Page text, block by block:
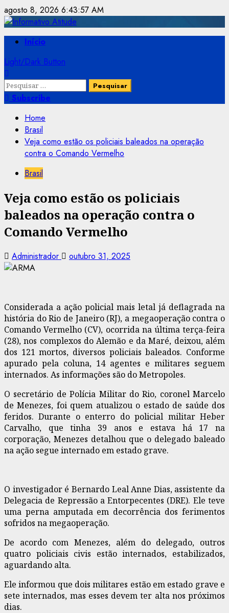
Skip
to
content
agosto 8, 2026 6:43:58 AM
PrimaryInício
Light/Dark Button
Pesquisar
por:Subscribe
Home
Brasil
Veja como estão os policiais baleados na operação
contra o Comando Vermelho
Brasil
Veja como estão os policiais
baleados na operação contra o
Comando Vermelho
Administrador outubro 31, 2025
Considerada a ação policial mais letal já deflagrada na
história do Rio de Janeiro (RJ), a megaoperação contra o
Comando Vermelho (CV), ocorrida na última terça-feira
(28), nos complexos do Alemão e da Maré, deixou, além
dos 121 mortos, diversos policiais baleados. Conforme
apurado pela coluna, 14 agentes e militares seguem
internados. As informações são do Metropoles.
O secretário de Polícia Militar do Rio, coronel Marcelo
de Menezes, foi quem atualizou o estado de saúde dos
feridos. Durante o enterro do policial militar Heber
Carvalho, que tinha 39 anos e estava há 17 na
corporação, Menezes detalhou que o delegado baleado
na ação segue internado em estado grave.
O investigador é Bernardo Leal Anne Dias, assistente da
Delegacia de Repressão a Entorpecentes (DRE). Ele teve
uma perna amputada em decorrência dos ferimentos
sofridos na megaoperação.
De acordo com Menezes, além do delegado, outros
quatro policiais civis estão internados, estabilizados,
aguardando alta.
Ele informou que dois militares estão em estado grave e
sete internados, mas esses devem ter alta nos próximos
dias.